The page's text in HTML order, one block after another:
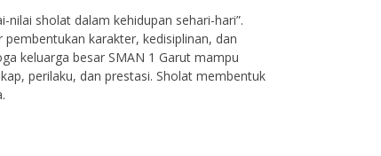
nilai sholat dalam kehidupan sehari-hari”.
karakter, kedisiplinan, dan
keluarga besar SMAN 1 Garut mampu
perilaku, dan prestasi. Sholat membentuk